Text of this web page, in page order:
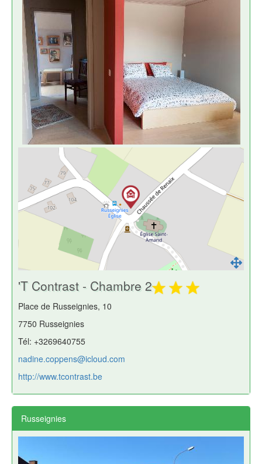
'T Contrast - Chambre 2
Place de Russeignies, 10
7750 Russeignies
Tél: +3269640755
nadine.coppens@icloud.com
http://www.tcontrast.be
Russeignies